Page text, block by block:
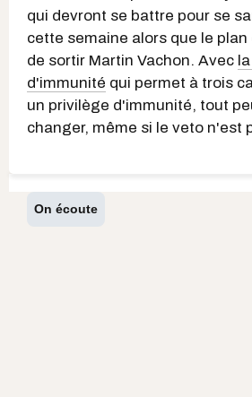
qui devront se battre pour se
cette semaine alors que le
de sortir Martin Vachon. Avec
d'immunité qui permet à trois
un privilège d'immunité, tout
changer, même si le veto n'est
On écoute